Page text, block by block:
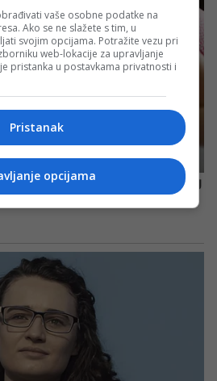
vaše osobne podatke na
Ako se ne slažete s tim, u
svojim opcijama. Potražite vezu pri
web-lokacije za upravljanje
pristanka u postavkama privatnosti i
Pristanak
opcijama